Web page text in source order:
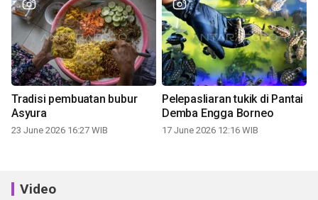
Tradisi pembuatan bubur
Asyura
23 June 2026 16:27 WIB
Pelepasliaran tukik di Pantai
Demba Engga Borneo
17 June 2026 12:16 WIB
Video